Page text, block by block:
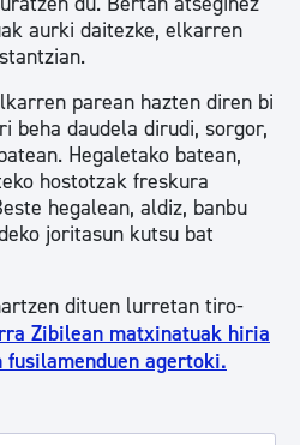
aurki daitezke, elkarren
parean hazten diren bi
beha daudela dirudi, sorgor,
Hegaletako batean,
hostotzak freskura
hegalean, aldiz, banbu
joritasun kutsu bat
dituen lurretan tiro-
Zibilean matxinatuak hiria
agertoki.